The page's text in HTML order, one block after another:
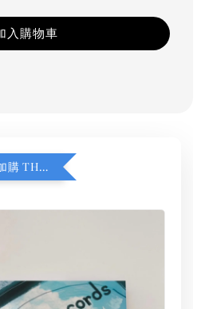
入購物車
凡購買任一商品即可加購 THT 九週年 同一片天空 無框畫 30 x 30 cm 附掛勾 (黑膠封面大小）